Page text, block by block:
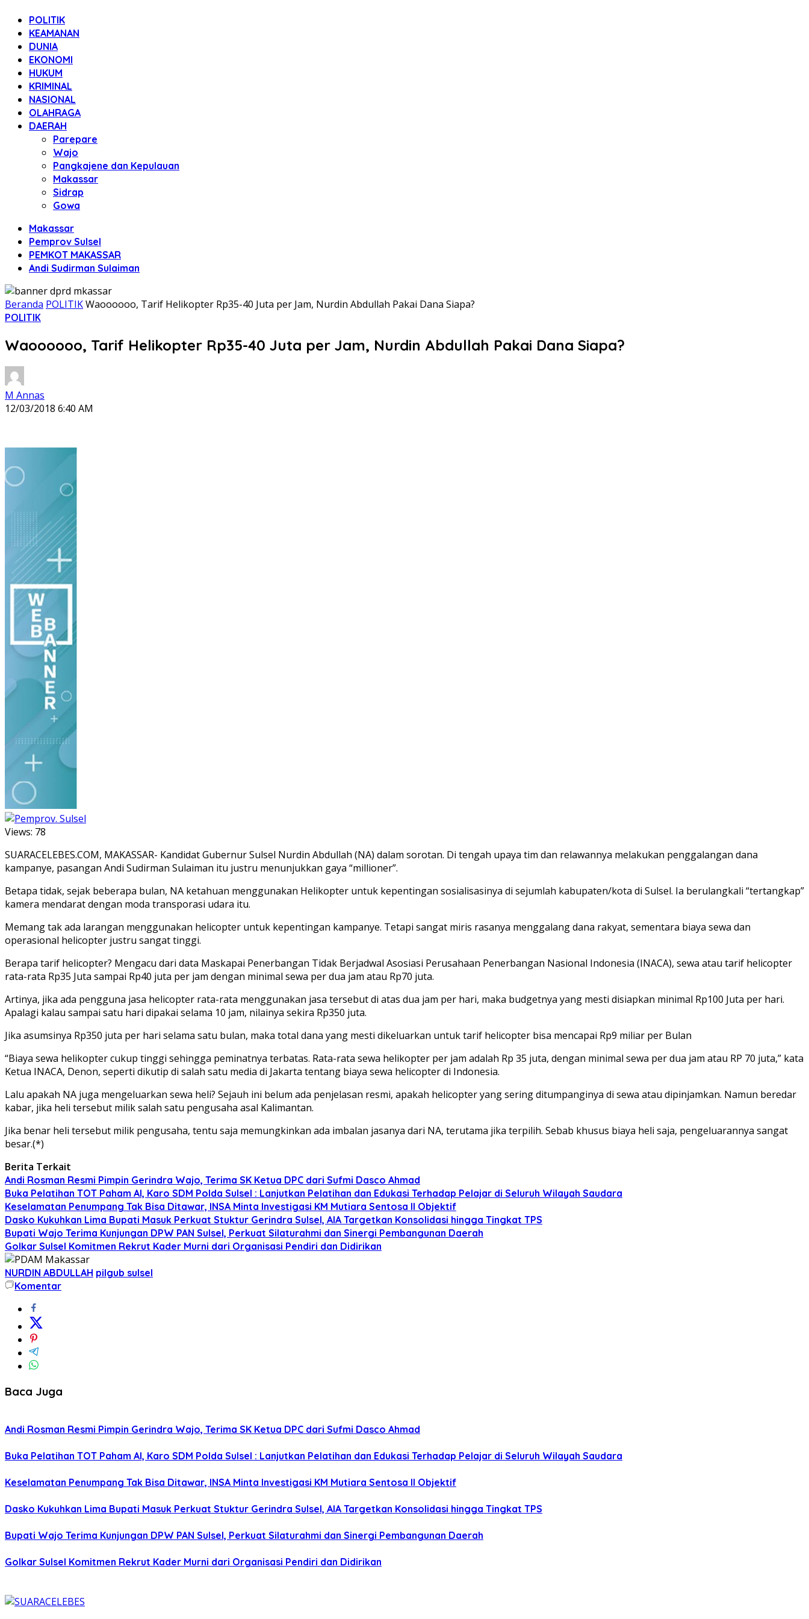
POLITIK
KEAMANAN
DUNIA
EKONOMI
HUKUM
KRIMINAL
NASIONAL
OLAHRAGA
DAERAH
Parepare
Wajo
Pangkajene dan Kepulauan
Makassar
Sidrap
Gowa
Makassar
Pemprov Sulsel
PEMKOT MAKASSAR
Andi Sudirman Sulaiman
Beranda POLITIKWaoooooo, Tarif Helikopter Rp35-40 Juta per Jam, Nurdin Abdullah Pakai Dana Siapa?
POLITIK
Waoooooo, Tarif Helikopter Rp35-40 Juta per Jam, Nurdin Abdullah Pakai Dana Siapa?
M Annas
12/03/2018 6:40 AM
Views: 78
SUARACELEBES.COM, MAKASSAR- Kandidat Gubernur Sulsel Nurdin Abdullah (NA) dalam sorotan. Di tengah upaya tim dan relawannya melakukan penggalangan dana
kampanye, pasangan Andi Sudirman Sulaiman itu justru menunjukkan gaya “millioner”.
Betapa tidak, sejak beberapa bulan, NA ketahuan menggunakan Helikopter untuk kepentingan sosialisasinya di sejumlah kabupaten/kota di Sulsel. Ia berulangkali “tertangkap”
kamera mendarat dengan moda transporasi udara itu.
Memang tak ada larangan menggunakan helicopter untuk kepentingan kampanye. Tetapi sangat miris rasanya menggalang dana rakyat, sementara biaya sewa dan
operasional helicopter justru sangat tinggi.
Berapa tarif helicopter? Mengacu dari data Maskapai Penerbangan Tidak Berjadwal Asosiasi Perusahaan Penerbangan Nasional Indonesia (INACA), sewa atau tarif helicopter
rata-rata Rp35 Juta sampai Rp40 juta per jam dengan minimal sewa per dua jam atau Rp70 juta.
Artinya, jika ada pengguna jasa helicopter rata-rata menggunakan jasa tersebut di atas dua jam per hari, maka budgetnya yang mesti disiapkan minimal Rp100 Juta per hari.
Apalagi kalau sampai satu hari dipakai selama 10 jam, nilainya sekira Rp350 juta.
Jika asumsinya Rp350 juta per hari selama satu bulan, maka total dana yang mesti dikeluarkan untuk tarif helicopter bisa mencapai Rp9 miliar per Bulan
“Biaya sewa helikopter cukup tinggi sehingga peminatnya terbatas. Rata-rata sewa helikopter per jam adalah Rp 35 juta, dengan minimal sewa per dua jam atau RP 70 juta,” kata
Ketua INACA, Denon, seperti dikutip di salah satu media di Jakarta tentang biaya sewa helicopter di Indonesia.
Lalu apakah NA juga mengeluarkan sewa heli? Sejauh ini belum ada penjelasan resmi, apakah helicopter yang sering ditumpanginya di sewa atau dipinjamkan. Namun beredar
kabar, jika heli tersebut milik salah satu pengusaha asal Kalimantan.
Jika benar heli tersebut milik pengusaha, tentu saja memungkinkan ada imbalan jasanya dari NA, terutama jika terpilih. Sebab khusus biaya heli saja, pengeluarannya sangat
besar.(*)
Berita Terkait
Andi Rosman Resmi Pimpin Gerindra Wajo, Terima SK Ketua DPC dari Sufmi Dasco Ahmad
Buka Pelatihan TOT Paham AI, Karo SDM Polda Sulsel : Lanjutkan Pelatihan dan Edukasi Terhadap Pelajar di Seluruh Wilayah Saudara
Keselamatan Penumpang Tak Bisa Ditawar, INSA Minta Investigasi KM Mutiara Sentosa II Objektif
Dasko Kukuhkan Lima Bupati Masuk Perkuat Stuktur Gerindra Sulsel, AIA Targetkan Konsolidasi hingga Tingkat TPS
Bupati Wajo Terima Kunjungan DPW PAN Sulsel, Perkuat Silaturahmi dan Sinergi Pembangunan Daerah
Golkar Sulsel Komitmen Rekrut Kader Murni dari Organisasi Pendiri dan Didirikan
NURDIN ABDULLAH pilgub sulsel
Komentar
Baca Juga
Andi Rosman Resmi Pimpin Gerindra Wajo, Terima SK Ketua DPC dari Sufmi Dasco Ahmad
Buka Pelatihan TOT Paham AI, Karo SDM Polda Sulsel : Lanjutkan Pelatihan dan Edukasi Terhadap Pelajar di Seluruh Wilayah Saudara
Keselamatan Penumpang Tak Bisa Ditawar, INSA Minta Investigasi KM Mutiara Sentosa II Objektif
Dasko Kukuhkan Lima Bupati Masuk Perkuat Stuktur Gerindra Sulsel, AIA Targetkan Konsolidasi hingga Tingkat TPS
Bupati Wajo Terima Kunjungan DPW PAN Sulsel, Perkuat Silaturahmi dan Sinergi Pembangunan Daerah
Golkar Sulsel Komitmen Rekrut Kader Murni dari Organisasi Pendiri dan Didirikan